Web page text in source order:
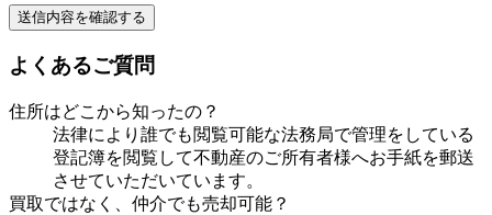
よくあるご質問
住所はどこから知ったの？
法律により誰でも閲覧可能な法務局で管理をしている
登記簿を閲覧して不動産のご所有者様へお手紙を郵送
させていただいています。
買取ではなく、仲介でも売却可能？